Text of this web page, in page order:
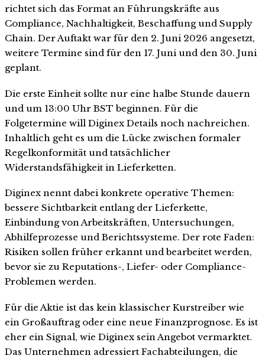
richtet sich das Format an Führungskräfte aus
Compliance, Nachhaltigkeit, Beschaffung und Supply
Chain. Der Auftakt war für den 2. Juni 2026 angesetzt,
weitere Termine sind für den 17. Juni und den 30. Juni
geplant.
Die erste Einheit sollte nur eine halbe Stunde dauern
und um 13:00 Uhr BST beginnen. Für die
Folgetermine will Diginex Details noch nachreichen.
Inhaltlich geht es um die Lücke zwischen formaler
Regelkonformität und tatsächlicher
Widerstandsfähigkeit in Lieferketten.
Diginex nennt dabei konkrete operative Themen:
bessere Sichtbarkeit entlang der Lieferkette,
Einbindung von Arbeitskräften, Untersuchungen,
Abhilfeprozesse und Berichtssysteme. Der rote Faden:
Risiken sollen früher erkannt und bearbeitet werden,
bevor sie zu Reputations-, Liefer- oder Compliance-
Problemen werden.
Für die Aktie ist das kein klassischer Kurstreiber wie
ein Großauftrag oder eine neue Finanzprognose. Es ist
eher ein Signal, wie Diginex sein Angebot vermarktet.
Das Unternehmen adressiert Fachabteilungen, die